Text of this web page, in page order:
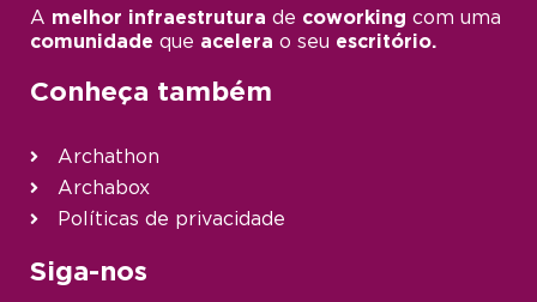
A melhor infraestrutura de coworking com uma
comunidade que acelera o seu escritório.
Conheça também
Archathon
Archabox
Políticas de privacidade
Siga-nos